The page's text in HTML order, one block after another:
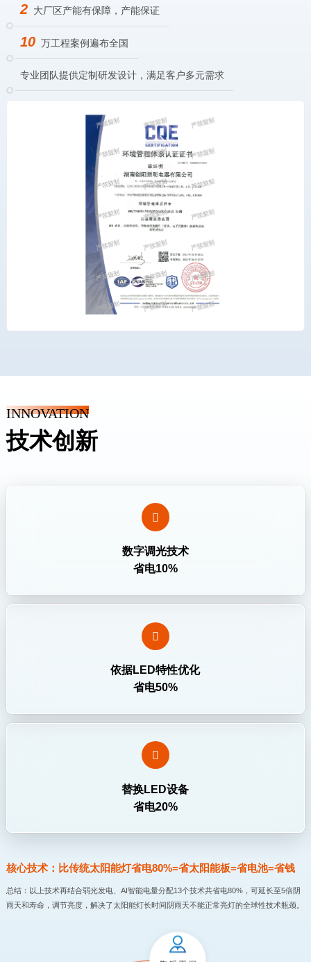
2 大厂区产能有保障，产能保证
10 万工程案例遍布全国
专业团队提供定制研发设计，满足客户多元需求
INNOVATION
技术创新

数字调光技术
省电10%

依据LED特性优化
省电50%

替换LED设备
省电20%
核心技术：比传统太阳能灯省电80%=省太阳能板=省电池=省钱
总结：以上技术再结合弱光发电、AI智能电量分配13个技术共省电80%，可延长至5倍阴
雨天和寿命，调节亮度，解决了太阳能灯长时间阴雨天不能正常亮灯的全球性技术瓶颈。